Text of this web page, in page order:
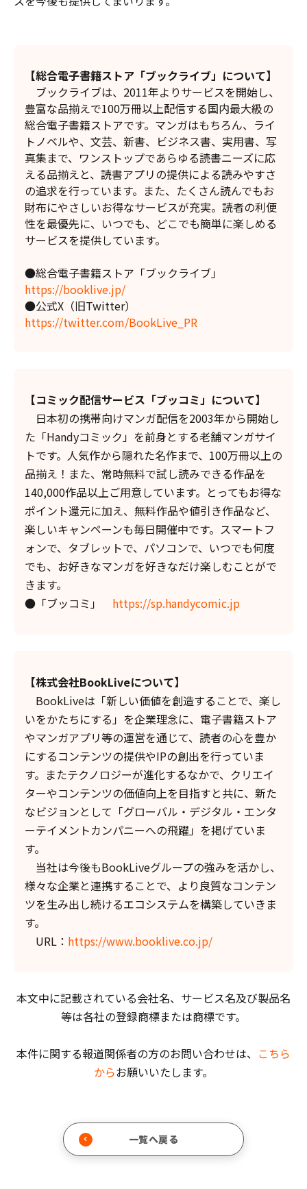
【総合電子書籍ストア「ブックライブ」について】
ブックライブは、2011年よりサービスを開始し、
豊富な品揃えで100万冊以上配信する国内最大級の
総合電子書籍ストアです。マンガはもちろん、ライ
トノベルや、文芸、新書、ビジネス書、実用書、写
真集まで、ワンストップであらゆる読書ニーズに応
える品揃えと、読書アプリの提供による読みやすさ
の追求を行っています。また、たくさん読んでもお
財布にやさしいお得なサービスが充実。読者の利便
性を最優先に、いつでも、どこでも簡単に楽しめる
サービスを提供しています。
●総合電子書籍ストア「ブックライブ」
https://booklive.jp/
●公式X（旧Twitter）
https://twitter.com/BookLive_PR
【コミック配信サービス「ブッコミ」について】
日本初の携帯向けマンガ配信を2003年から開始し
た「Handyコミック」を前身とする老舗マンガサイ
トです。人気作から隠れた名作まで、100万冊以上の
品揃え！また、常時無料で試し読みできる作品を
140,000作品以上ご用意しています。とってもお得な
ポイント還元に加え、無料作品や値引き作品など、
楽しいキャンペーンも毎日開催中です。スマートフ
ォンで、タブレットで、パソコンで、いつでも何度
でも、お好きなマンガを好きなだけ楽しむことがで
きます。
●「ブッコミ」 https://sp.handycomic.jp
【株式会社BookLiveについて】
BookLiveは「新しい価値を創造することで、楽し
いをかたちにする」を企業理念に、電子書籍ストア
やマンガアプリ等の運営を通じて、読者の心を豊か
にするコンテンツの提供やIPの創出を行っていま
す。またテクノロジーが進化するなかで、クリエイ
ターやコンテンツの価値向上を目指すと共に、新た
なビジョンとして「グローバル・デジタル・エンタ
ーテイメントカンパニーへの飛躍」を掲げていま
す。
当社は今後もBookLiveグループの強みを活かし、
様々な企業と連携することで、より良質なコンテン
ツを生み出し続けるエコシステムを構築していきま
す。
URL： https://www.booklive.co.jp/
本文中に記載されている会社名、サービス名及び製品名
等は各社の登録商標または商標です。
本件に関する報道関係者の方のお問い合わせは、 こちら
からお願いいたします。
一覧へ戻る